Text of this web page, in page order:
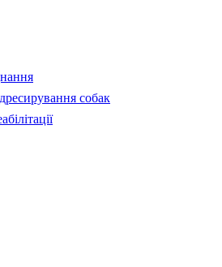
собак